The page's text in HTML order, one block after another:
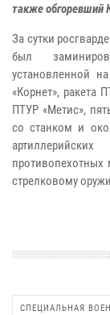
также обгоревший
За сутки
был
установленной
«Корнет», ракета
ПТУР «Метис»,
со станком и
противопехотных
стрелковому
СПЕЦИАЛЬНАЯ